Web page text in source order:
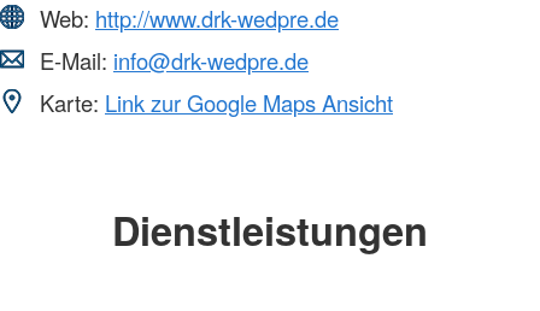
Web: http://www.drk-wedpre.de
E-Mail: info@drk-wedpre.de
Karte: Link zur Google Maps Ansicht
Dienstleistungen